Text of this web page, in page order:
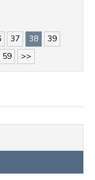
37 38
39
59 >>